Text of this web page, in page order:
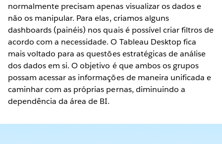
normalmente precisam apenas visualizar os dados e
não os manipular. Para elas, criamos alguns
dashboards (painéis) nos quais é possível criar filtros de
acordo com a necessidade. O Tableau Desktop fica
mais voltado para as questões estratégicas de análise
dos dados em si. O objetivo é que ambos os grupos
possam acessar as informações de maneira unificada e
caminhar com as próprias pernas, diminuindo a
dependência da área de BI.